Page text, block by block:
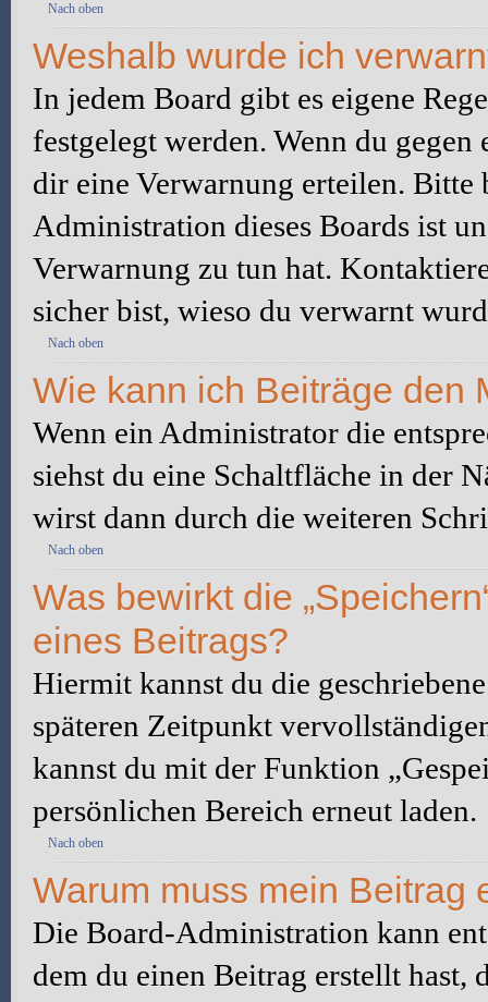
Nach oben
Weshalb wurde ich
In jedem Board gibt es eigene
festgelegt werden. Wenn du
dir eine Verwarnung erteilen. Bitte
Administration dieses Boards ist
Verwarnung zu tun hat.
sicher bist, wieso du verwarnt
Nach oben
Wie kann ich Beiträge den
Wenn ein Administrator die
siehst du eine Schaltfläche in der
wirst dann durch die weiteren
Nach oben
Was bewirkt die
eines Beitrags?
Hiermit kannst du die
späteren Zeitpunkt
kannst du mit der Funktion
persönlichen Bereich erneut laden.
Nach oben
Warum muss mein Beitrag
Die Board-Administration kann
dem du einen Beitrag erstellt hast,